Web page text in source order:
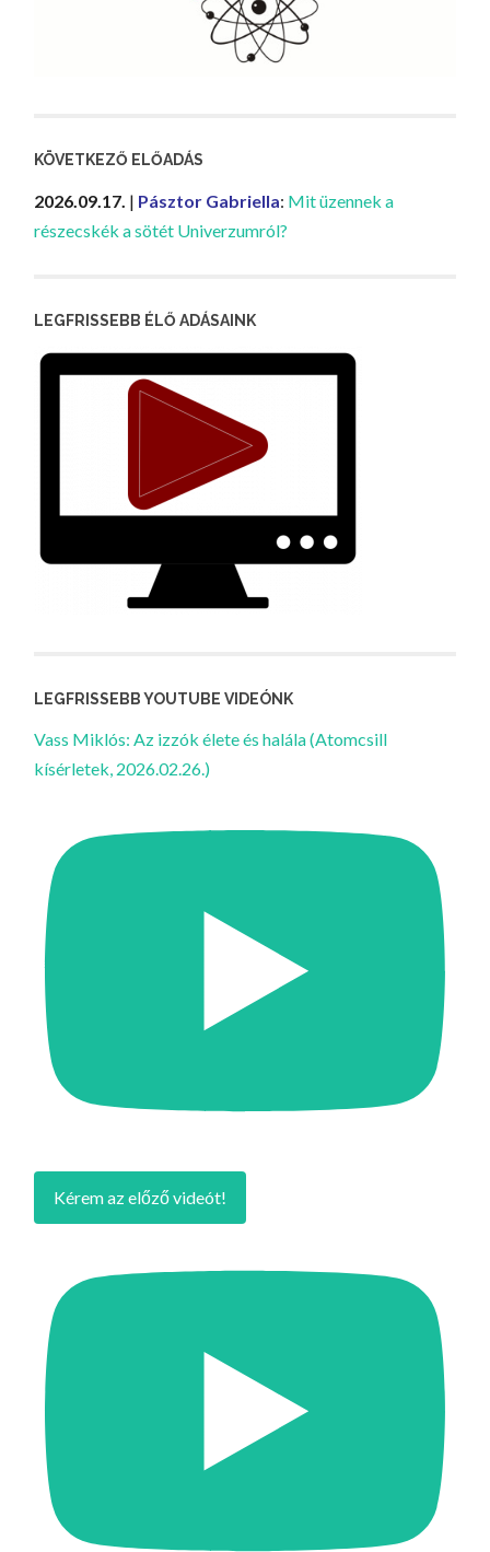
KÖVETKEZŐ ELŐADÁS
2026.09.17. | Pásztor Gabriella: Mit üzennek a
részecskék a sötét Univerzumról?
LEGFRISSEBB ÉLŐ ADÁSAINK
LEGFRISSEBB YOUTUBE VIDEÓNK
Vass Miklós: Az izzók élete és halála (Atomcsill
kísérletek, 2026.02.26.)
Kérem az előző videót!